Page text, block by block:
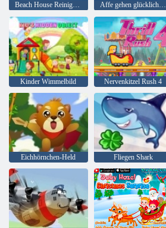
Beach House Reinigung Affe gehen glücklich Stadium 280
Kinder Wimmelbild Nervenkitzel Rush 4
Eichhörnchen-Held Fliegen Shark